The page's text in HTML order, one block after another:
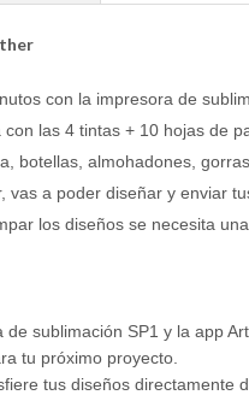
con la impresora de
las 4 tintas + 10 hojas de
botellas, almohadones,
vas a poder diseñar y enviar
los diseños se necesita
de sublimación SP1 y la app
tu próximo proyecto.
tus diseños directamente